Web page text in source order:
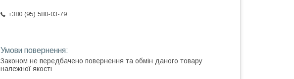
+380 (95) 580-03-79
Законом не передбачено повернення та обмін даного товару
належної якості